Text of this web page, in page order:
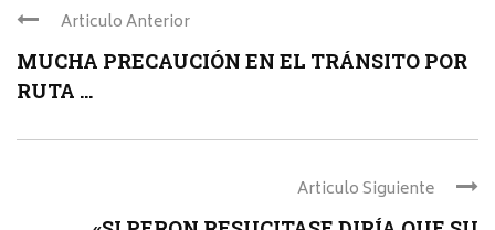
Articulo Anterior
MUCHA PRECAUCIÓN EN EL TRÁNSITO POR
RUTA ...
Articulo Siguiente